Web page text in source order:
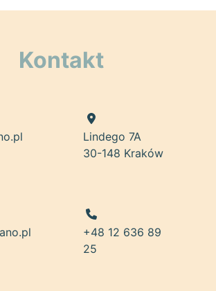
Kontakt
Lindego 7A
30-148 Kraków
+48 12 636 89
25